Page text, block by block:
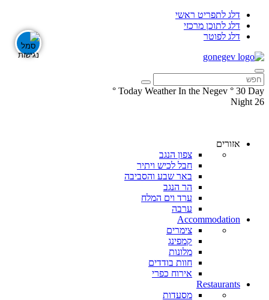
דלג לתפריט ראשי
דלג לתוכן מרכזי
דלג לפוטר
Today Weather In the Negev ° 30 Day
°
26
Night
Facebook
Instagramאזורים
צפון הנגב
חבל לכיש ויתיר
באר שבע והסביבה
הר הנגב
ערד וים המלח
ערבה
Accommodation
צימרים
קמפינג
מלונות
חוות בודדים
אירוח כפרי
Restaurants
מסעדות